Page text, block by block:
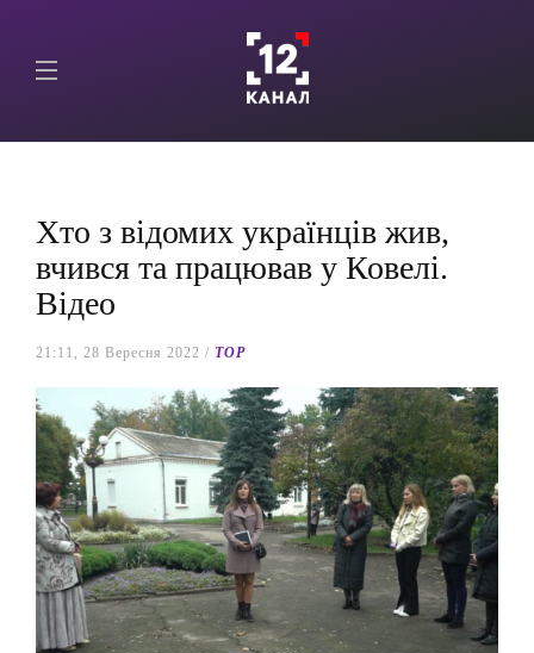
Хто з відомих українців жив,
вчився та працював у Ковелі.
Відео
21:11, 28 Вересня 2022 / TOP